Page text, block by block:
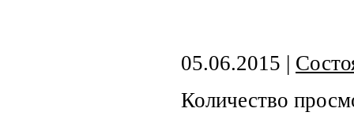
05.06.2015 |
Количество